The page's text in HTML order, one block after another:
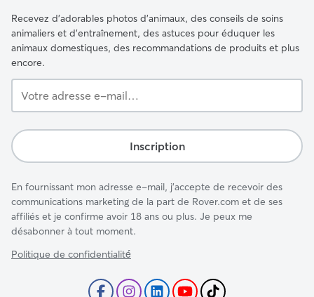
Recevez d'adorables photos d'animaux, des conseils de soins
animaliers et d'entraînement, des astuces pour éduquer les
animaux domestiques, des recommandations de produits et plus
encore.
adresse
mail…
Inscription
En fournissant mon adresse e-mail, j'accepte de recevoir des
communications marketing de la part de Rover.com et de ses
affiliés et je confirme avoir 18 ans ou plus. Je peux me
désabonner à tout moment.
Politique de confidentialité́